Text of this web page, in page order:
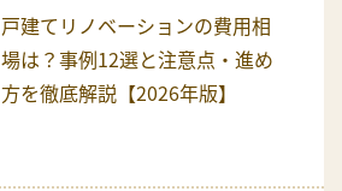
戸建てリノベーションの費用相
場は？事例12選と注意点・進め
方を徹底解説【2026年版】